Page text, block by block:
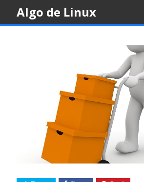
content
Algo de Linux